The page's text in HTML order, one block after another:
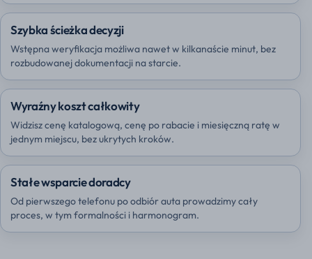
Szybka ścieżka decyzji
Wstępna weryfikacja możliwa nawet w kilkanaście minut, bez
rozbudowanej dokumentacji na starcie.
Wyraźny koszt całkowity
Widzisz cenę katalogową, cenę po rabacie i miesięczną ratę w
jednym miejscu, bez ukrytych kroków.
Stałe wsparcie doradcy
Od pierwszego telefonu po odbiór auta prowadzimy cały
proces, w tym formalności i harmonogram.